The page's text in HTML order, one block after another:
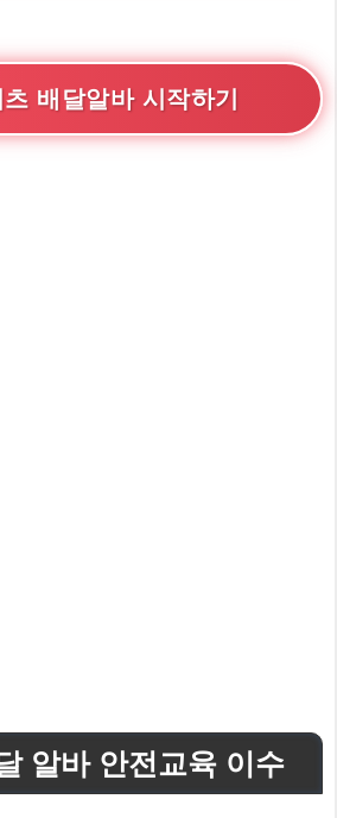
배달알바 시작하기
알바 안전교육 이수